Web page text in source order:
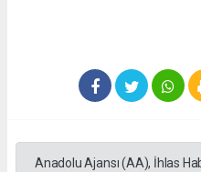
Anadolu Ajansı (AA), İhlas